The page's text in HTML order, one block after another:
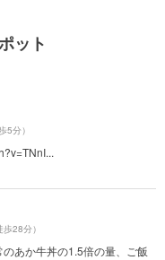
ット
5分）
歩28分）
あか牛丼の1.5倍の量、ご飯